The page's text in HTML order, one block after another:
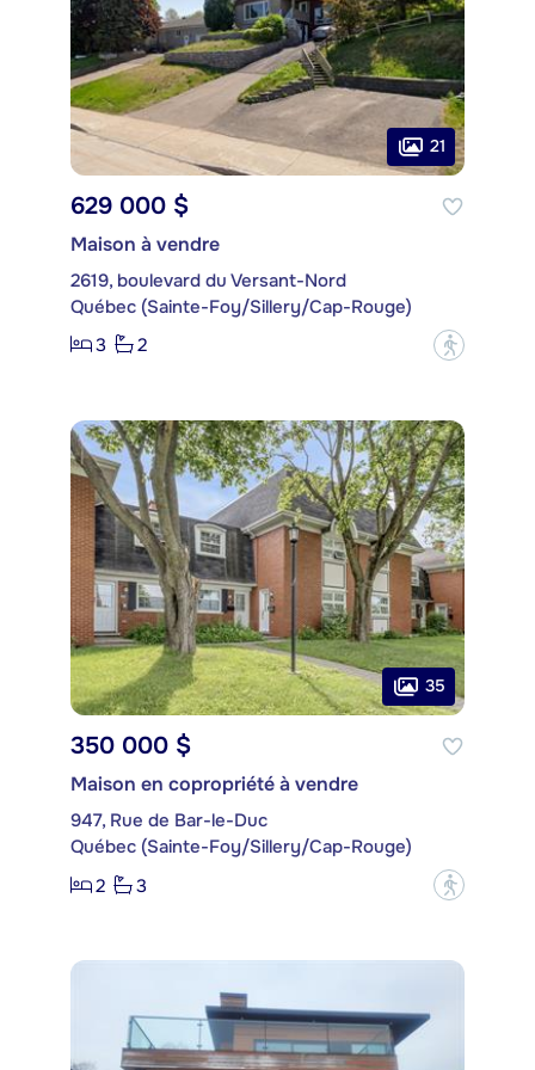
21
629 000 $
Maison à vendre
2619, boulevard du Versant-Nord
Québec (Sainte-Foy/Sillery/Cap-Rouge)
3
2 ?
35
350 000 $
Maison en copropriété à vendre
947, Rue de Bar-le-Duc
Québec (Sainte-Foy/Sillery/Cap-Rouge)
2
3 ?